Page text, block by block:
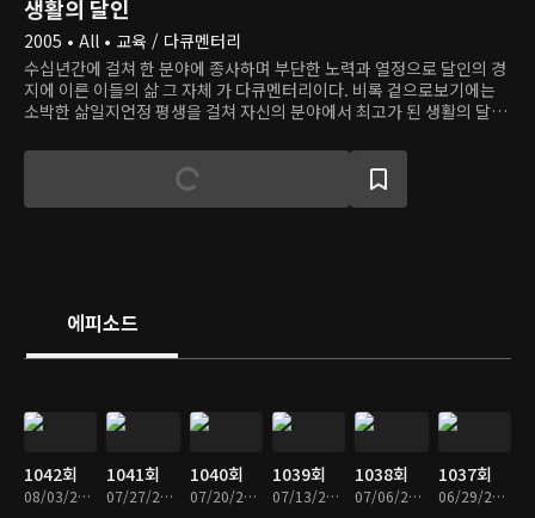
생활의 달인
2005 • All • 교육 / 다큐멘터리
수십년간에 걸쳐 한 분야에 종사하며 부단한 노력과 열정으로 달인의 경
지에 이른 이들의 삶 그 자체 가 다큐멘터리이다. 비록 겉으로보기에는
소박한 삶일지언정 평생을 걸쳐 자신의 분야에서 최고가 된 생활의 달인
에피소드
1042회
08/03/2026 • 50분
1041회
07/27/2026 • 1시간 6분
1040회
07/20/2026 • 1시간 5분
1039회
07/13/2026 • 1시간 5분
1038회
07/06/2026 • 1시간 6분
1037회
06/29/2026 • 1시간 6분